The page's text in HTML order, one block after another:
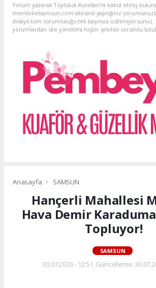
Yorum yazarak Topluluk Kuralları’nı kabul etmiş
memleketsamsun.com sitesine yaptığınız
dolaylı tüm sorumluluğu tek başınıza üstleniyorsunuz.
yorumlardan site yönetimi hiçbir şekilde sorumlu
Anasayfa SAMSUN
Hançerli Mahallesi
Hava Demir
Topluyor!
SAMSUN
30.07.2026 - 12:51, Güncelleme: